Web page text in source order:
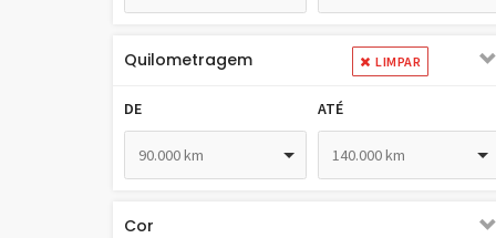
Quilometragem LIMPAR
DE
90.000 km
ATÉ
140.000 km
Cor